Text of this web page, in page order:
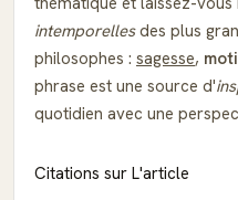
intemporellesdes plus
philosophes : sagesse,
phrase est une source d'
quotidien avec une
Citations sur L'article